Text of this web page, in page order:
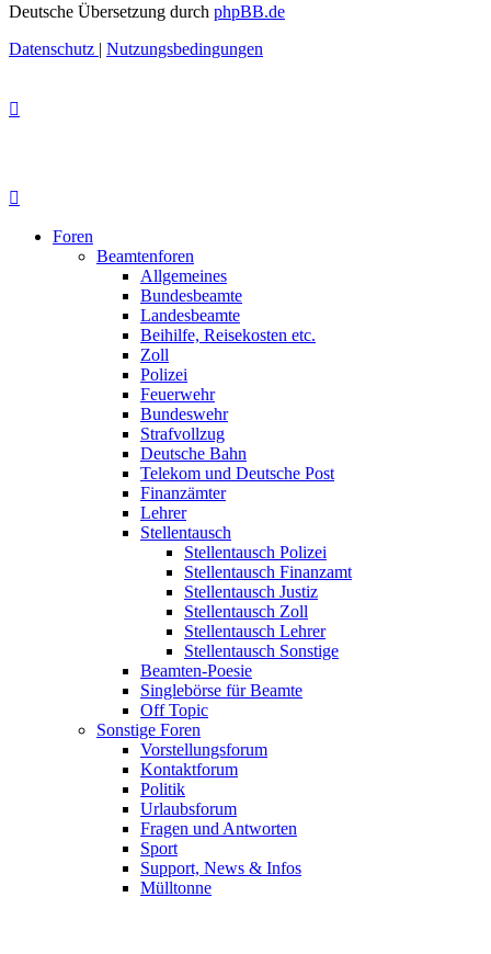
Deutsche Übersetzung durch phpBB.de
Datenschutz | Nutzungsbedingungen
Foren
Beamtenforen
Allgemeines
Bundesbeamte
Landesbeamte
Beihilfe, Reisekosten etc.
Zoll
Polizei
Feuerwehr
Bundeswehr
Strafvollzug
Deutsche Bahn
Telekom und Deutsche Post
Finanzämter
Lehrer
Stellentausch
Stellentausch Polizei
Stellentausch Finanzamt
Stellentausch Justiz
Stellentausch Zoll
Stellentausch Lehrer
Stellentausch Sonstige
Beamten-Poesie
Singlebörse für Beamte
Off Topic
Sonstige Foren
Vorstellungsforum
Kontaktforum
Politik
Urlaubsforum
Fragen und Antworten
Sport
Support, News & Infos
Mülltonne